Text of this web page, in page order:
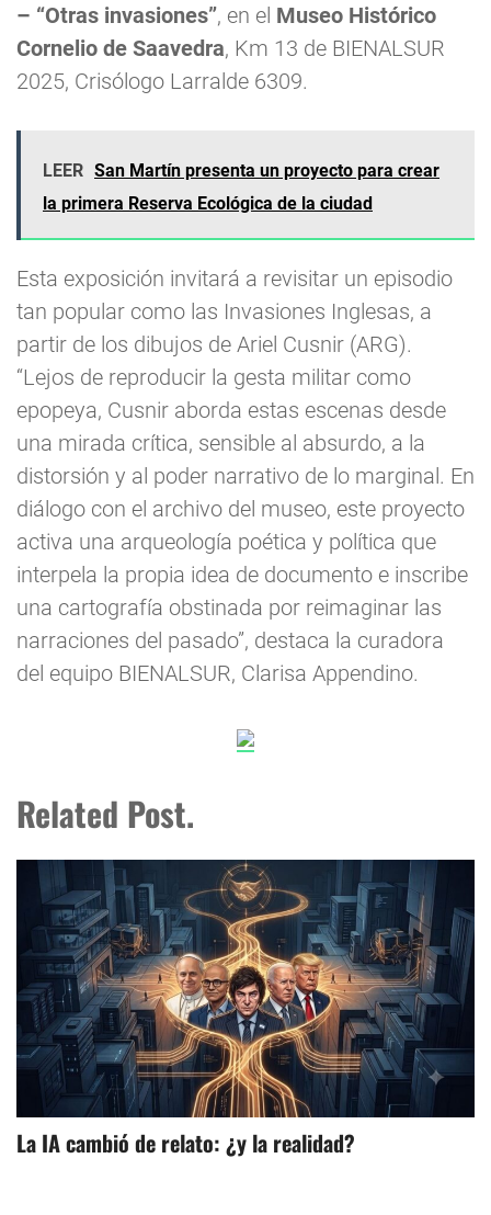
– “Otras invasiones”, en el Museo Histórico
Cornelio de Saavedra, Km 13 de BIENALSUR
2025, Crisólogo Larralde 6309.
LEER San Martín presenta un proyecto para crear
la primera Reserva Ecológica de la ciudad
Esta exposición invitará a revisitar un episodio
tan popular como las Invasiones Inglesas, a
partir de los dibujos de Ariel Cusnir (ARG).
“Lejos de reproducir la gesta militar como
epopeya, Cusnir aborda estas escenas desde
una mirada crítica, sensible al absurdo, a la
distorsión y al poder narrativo de lo marginal. En
diálogo con el archivo del museo, este proyecto
activa una arqueología poética y política que
interpela la propia idea de documento e inscribe
una cartografía obstinada por reimaginar las
narraciones del pasado”, destaca la curadora
del equipo BIENALSUR, Clarisa Appendino.
Related Post.
La IA cambió de relato: ¿y la realidad?